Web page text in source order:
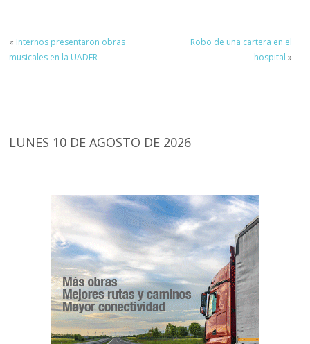
« Internos presentaron obras
musicales en la UADER
Robo de una cartera en el
hospital »
LUNES 10 DE AGOSTO DE 2026